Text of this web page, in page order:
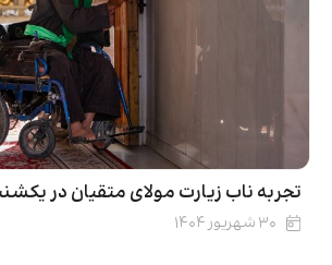
تجربه ناب زیارت مولای متقیان در
۳۰ شهریور ۱۴۰۴